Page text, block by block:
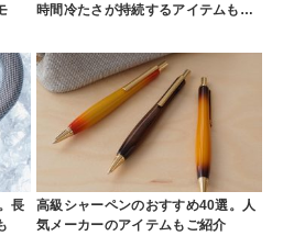
時間冷たさが持続するアイテムも…
長
高級シャーペンのおすすめ40選。人
気メーカーのアイテムもご紹介